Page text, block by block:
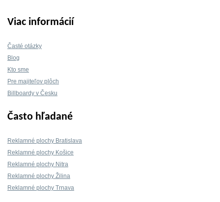
Viac informácií
Časté otázky
Blog
Kto sme
Pre majiteľov plôch
Billboardy v Česku
Často hľadané
Reklamné plochy Bratislava
Reklamné plochy Košice
Reklamné plochy Nitra
Reklamné plochy Žilina
Reklamné plochy Trnava